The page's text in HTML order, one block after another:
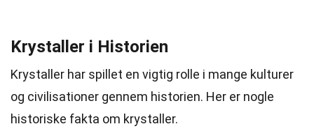
Krystaller i Historien
Krystaller har spillet en vigtig rolle i mange kulturer
og civilisationer gennem historien. Her er nogle
historiske fakta om krystaller.